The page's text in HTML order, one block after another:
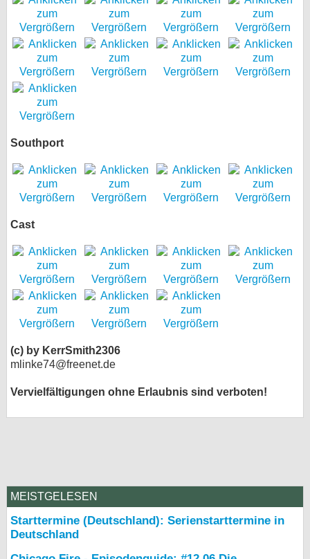
Southport
Cast
(c) by KerrSmith2306
mlinke74@freenet.de
Vervielfältigungen ohne Erlaubnis sind verboten!
MEISTGELESEN
Starttermine (Deutschland): Serienstarttermine in
Deutschland